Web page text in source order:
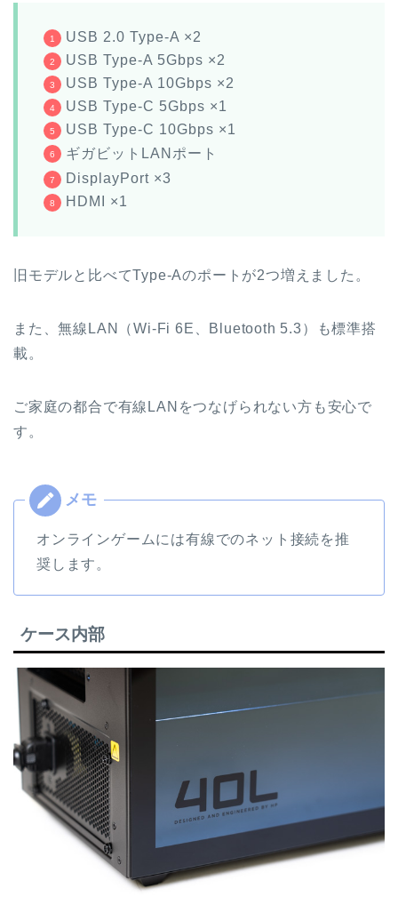
USB 2.0 Type-A ×2
USB Type-A 5Gbps ×2
USB Type-A 10Gbps ×2
USB Type-C 5Gbps ×1
USB Type-C 10Gbps ×1
ギガビットLANポート
DisplayPort ×3
HDMI ×1
旧モデルと比べてType-Aのポートが2つ増えました。
また、無線LAN（Wi-Fi 6E、Bluetooth 5.3）も標準搭
載。
ご家庭の都合で有線LANをつなげられない方も安心で
す。
オンラインゲームには有線でのネット接続を推
奨します。
ケース内部